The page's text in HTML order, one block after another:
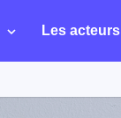
Les acteurs